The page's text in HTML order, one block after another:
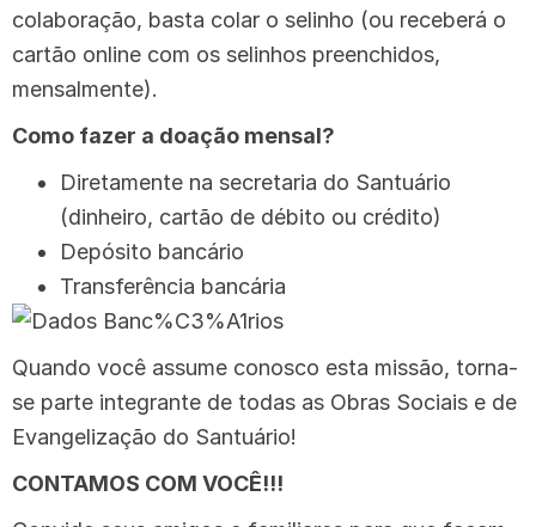
colaboração, basta colar o selinho (ou receberá o
cartão online com os selinhos preenchidos,
mensalmente).
Como fazer a doação mensal?
Diretamente na secretaria do Santuário
(dinheiro, cartão de débito ou crédito)
Depósito bancário
Transferência bancária
Quando você assume conosco esta missão, torna-
se parte integrante de todas as Obras Sociais e de
Evangelização do Santuário!
CONTAMOS COM VOCÊ!!!